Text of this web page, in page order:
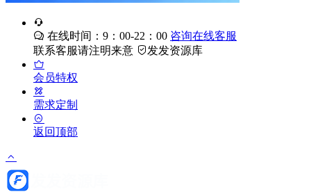
在线时间：9：00-22：00 咨询在线客服
联系客服请注明来意
发发资源库
会员特权
需求定制
返回顶部